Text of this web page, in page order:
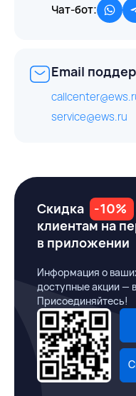
Чат-бот:
Email
service@ews.ru
Скидка -10%
клиентам на
в приложении
Информация о
доступные акции —
Присоединяйтесь!